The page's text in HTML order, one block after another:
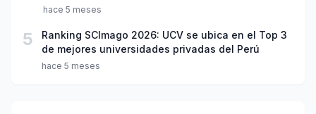
hace 5 meses
5
Ranking SCImago 2026: UCV se ubica en el Top 3
de mejores universidades privadas del Perú
hace 5 meses